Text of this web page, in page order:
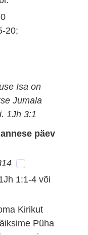
20;
Isa on
Jumala
1Jh 3:1
päev
1:1-4 või
Kirikut
Püha